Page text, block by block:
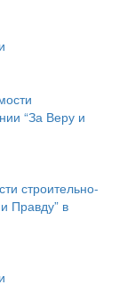
строительно-
Правду” в